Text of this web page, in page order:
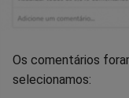
Os comentários
selecionamos: